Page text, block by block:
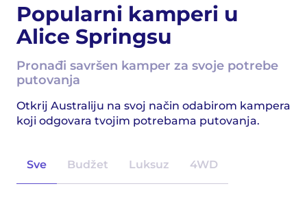
Popularni kamperi u
Alice Springsu
Pronađi savršen kamper za svoje potrebe
putovanja
Otkrij Australiju na svoj način odabirom kampera
koji odgovara tvojim potrebama putovanja.
Sve Budžet Luksuz 4WD